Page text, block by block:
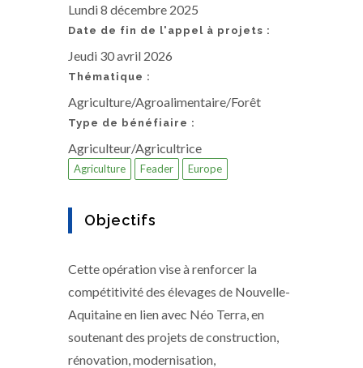
Lundi 8 décembre 2025
Date de fin de l'appel à projets :
Jeudi 30 avril 2026
Thématique :
Agriculture/Agroalimentaire/Forêt
Type de bénéfiaire :
Agriculteur/Agricultrice
Agriculture Feader Europe
Objectifs
Cette opération vise à renforcer la
compétitivité des élevages de Nouvelle-
Aquitaine en lien avec Néo Terra, en
soutenant des projets de construction,
rénovation, modernisation,